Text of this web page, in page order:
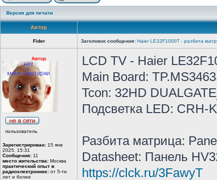
Версия для печати
Автор
Fider Заголовок сообщения: Haier LE32F1000T - разбита
Автор
пользователь
Зарегистрирован: 15 янв
2025, 15:31
Сообщения: 11
место жительства: Москва
практический опыт в
радиоэлектронике: от 5-ти
лет и более
LCD TV - Haier
Main Board:
Tcon: 32HD
Подсветка LED: CRH-
Разбита матрица:
Datasheet: Панель
https://clck.ru/3FawyT